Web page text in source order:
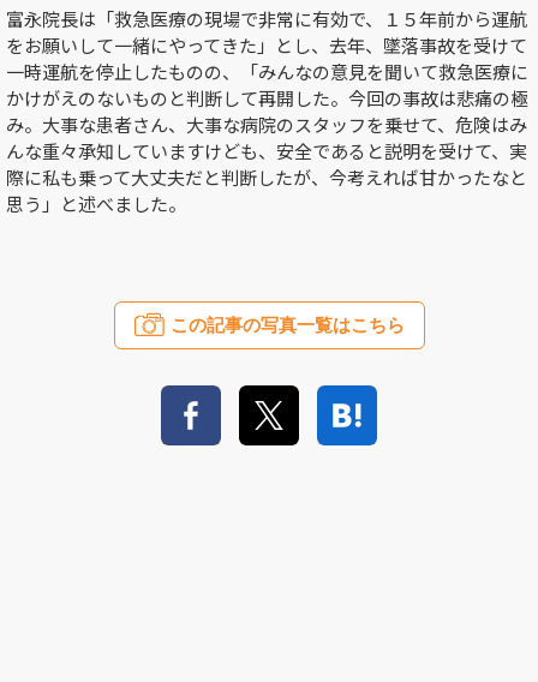
富永院長は「救急医療の現場で非常に有効で、１５年前から運航
をお願いして一緒にやってきた」とし、去年、墜落事故を受けて
一時運航を停止したものの、「みんなの意見を聞いて救急医療に
かけがえのないものと判断して再開した。今回の事故は悲痛の極
み。大事な患者さん、大事な病院のスタッフを乗せて、危険はみ
んな重々承知していますけども、安全であると説明を受けて、実
際に私も乗って大丈夫だと判断したが、今考えれば甘かったなと
思う」と述べました。
この記事の写真一覧はこちら